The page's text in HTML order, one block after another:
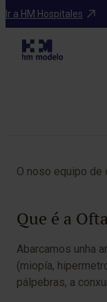
Ir a HM Hospitales
Especialidades
O noso equipo
Que é a
Abarcamos unha
(miopía,
pálpebras, a